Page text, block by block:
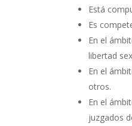
Está
Es
En el
libertad
En el
otros.
En el
juzgados